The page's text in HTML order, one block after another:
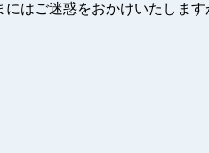
はご迷惑をおかけいたしま